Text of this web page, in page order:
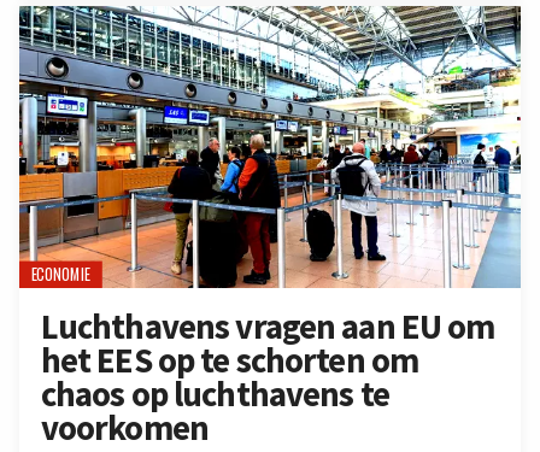
ECONOMIE
Luchthavens vragen aan EU om
het EES op te schorten om
chaos op luchthavens te
voorkomen